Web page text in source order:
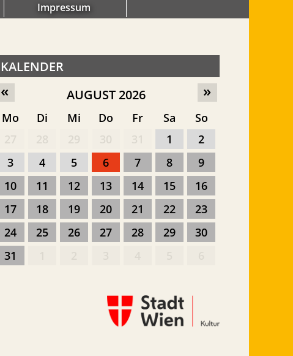
Impressum
KALENDER
»
« AUGUST 2026
Mo Di Mi Do Fr Sa
So
1
2
3
4 5 6 7 8
9
10
11 12 13 14 15
16
17
18 19 20 21 22
23
24
25 26 27 28 29
30
31